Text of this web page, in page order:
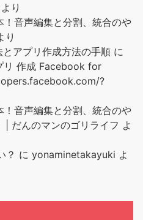
より
音声編集と分割、統合のや
り
アプリ作成方法の手順 に
リ 作成 Facebook for
?
音声編集と分割、統合のや
| だんのマンのゴリライフ よ
？ に yonaminetakayuki よ